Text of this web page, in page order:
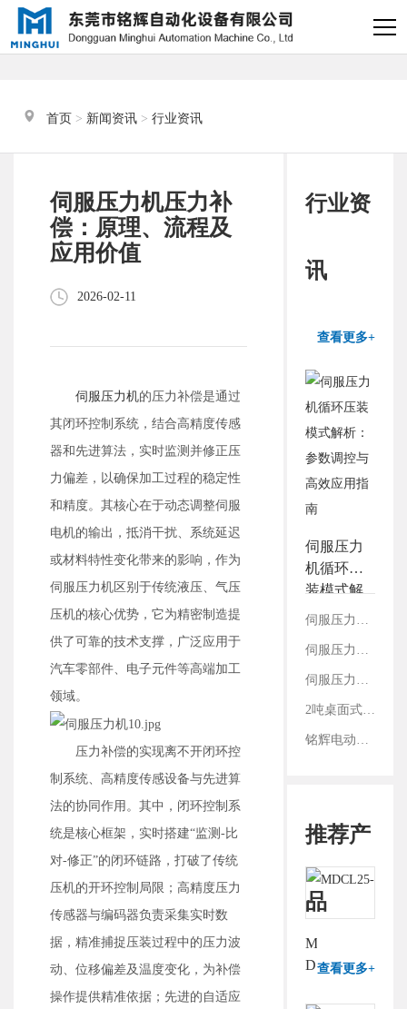
首页 > 新闻资讯 > 行业资讯
伺服压力机压力补
偿：原理、流程及
应用价值
2026-02-11
伺服压力机的压力补偿是通过
其闭环控制系统，结合高精度传感
器和先进算法，实时监测并修正压
力偏差，以确保加工过程的稳定性
和精度。其核心在于动态调整伺服
电机的输出，抵消干扰、系统延迟
或材料特性变化带来的影响，作为
伺服压力机区别于传统液压、气压
压机的核心优势，它为精密制造提
供了可靠的技术支撑，广泛应用于
汽车零部件、电子元件等高端加工
领域。
压力补偿的实现离不开闭环控
制系统、高精度传感设备与先进算
法的协同作用。其中，闭环控制系
统是核心框架，实时搭建“监测-比
对-修正”的闭环链路，打破了传统
压机的开环控制局限；高精度压力
传感器与编码器负责采集实时数
据，精准捕捉压装过程中的压力波
动、位移偏差及温度变化，为补偿
操作提供精准依据；先进的自适应
行业资
讯
查看更多+
伺服压力
机循环压
装模式解
析：参数
效应用指
南
伺服压力机压力滤波时间及延时保压时间的设置逻辑
伺服压力机预压位设置要点及实操指南
伺服压力机双启动按钮的作用
2吨桌面式伺服压力机
铭辉电动缸厂家助力深圳XX科技打造伺服电动缸压力机
推荐产
品
查看更多+
MDCL25-
D
您好，我是电缸小助手，很高兴为
您服务
常见问题
1.电动缸推力与速度计算